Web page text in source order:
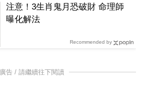
注意！3生肖鬼月恐破財 命理師
曝化解法
Recommended by
廣告 / 請繼續往下閱讀